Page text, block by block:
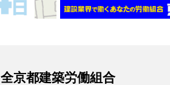
全京都建築労働組合